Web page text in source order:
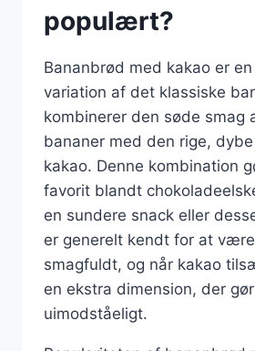
populært?
Bananbrød med kakao er
variation af det klassiske
kombinerer den søde smag
bananer med den rige,
kakao. Denne kombination
favorit blandt
en sundere snack eller
er generelt kendt for at
smagfuldt, og når kakao
en ekstra dimension, der
uimodståeligt.